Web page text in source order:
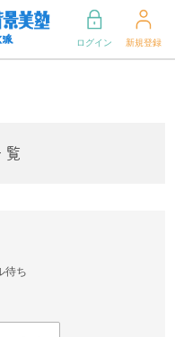
ログイン 新規登録
待ち